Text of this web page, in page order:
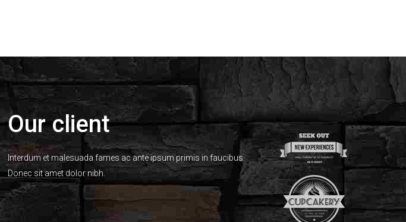
Our client
Interdum et malesuada fames ac ante ipsum primis in faucibus.
Donec sit amet dolor nibh.